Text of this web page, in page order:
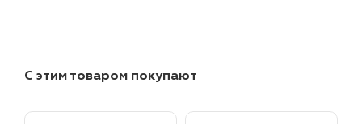
С этим товаром покупают